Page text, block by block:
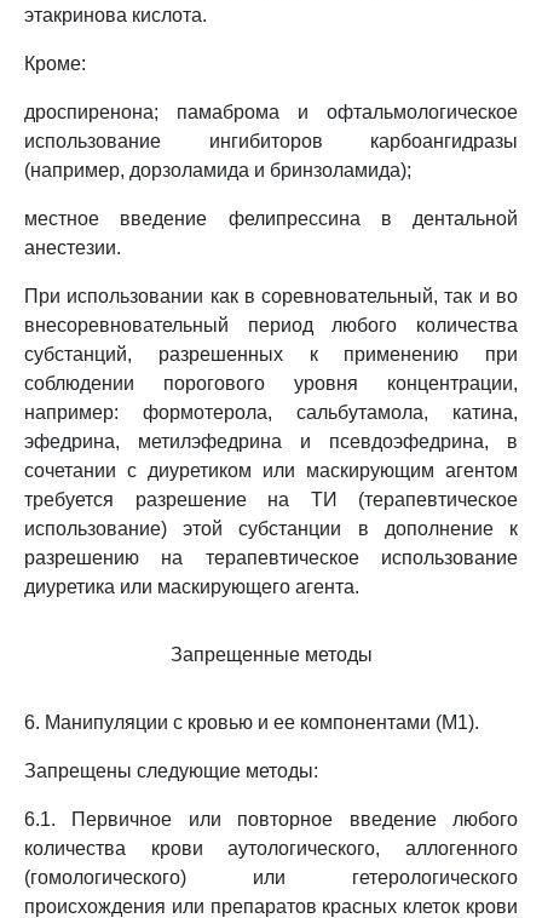
этакринова кислота.
Кроме:
дроспиренона; памаброма и офтальмологическое
использование ингибиторов карбоангидразы
(например, дорзоламида и бринзоламида);
местное введение фелипрессина в дентальной
анестезии.
При использовании как в соревновательный, так и во
внесоревновательный период любого количества
субстанций, разрешенных к применению при
соблюдении порогового уровня концентрации,
например: формотерола, сальбутамола, катина,
эфедрина, метилэфедрина и псевдоэфедрина, в
сочетании с диуретиком или маскирующим агентом
требуется разрешение на ТИ (терапевтическое
использование) этой субстанции в дополнение к
разрешению на терапевтическое использование
диуретика или маскирующего агента.
Запрещенные методы
6. Манипуляции с кровью и ее компонентами (M1).
Запрещены следующие методы:
6.1. Первичное или повторное введение любого
количества крови аутологического, аллогенного
(гомологического) или гетерологического
происхождения или препаратов красных клеток крови